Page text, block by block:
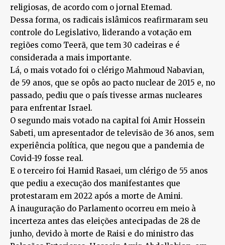
religiosas, de acordo com o jornal Etemad.
Dessa forma, os radicais islâmicos reafirmaram seu
controle do Legislativo, liderando a votação em
regiões como Teerã, que tem 30 cadeiras e é
considerada a mais importante.
Lá, o mais votado foi o clérigo Mahmoud Nabavian,
de 59 anos, que se opôs ao pacto nuclear de 2015 e, no
passado, pediu que o país tivesse armas nucleares
para enfrentar Israel.
O segundo mais votado na capital foi Amir Hossein
Sabeti, um apresentador de televisão de 36 anos, sem
experiência política, que negou que a pandemia de
Covid-19 fosse real.
E o terceiro foi Hamid Rasaei, um clérigo de 55 anos
que pediu a execução dos manifestantes que
protestaram em 2022 após a morte de Amini.
A inauguração do Parlamento ocorreu em meio à
incerteza antes das eleições antecipadas de 28 de
junho, devido à morte de Raisi e do ministro das